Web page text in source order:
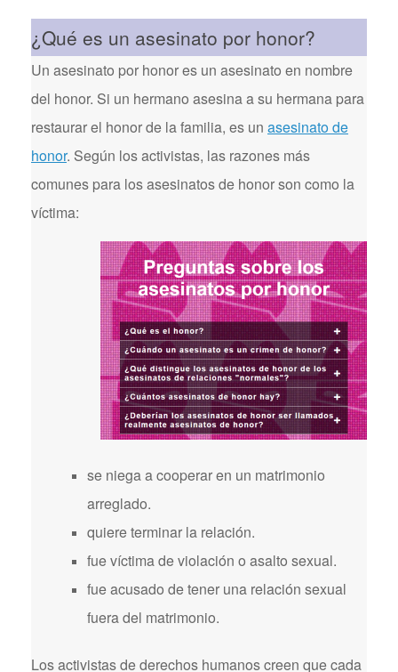
¿Qué es un asesinato por honor?
Un asesinato por honor es un asesinato en nombre
del honor. Si un hermano asesina a su hermana para
restaurar el honor de la familia, es un asesinato de
honor. Según los activistas, las razones más
comunes para los asesinatos de honor son como la
víctima:
se niega a cooperar en un matrimonio
arreglado.
quiere terminar la relación.
fue víctima de violación o asalto sexual.
fue acusado de tener una relación sexual
fuera del matrimonio.
Los activistas de derechos humanos creen que cada